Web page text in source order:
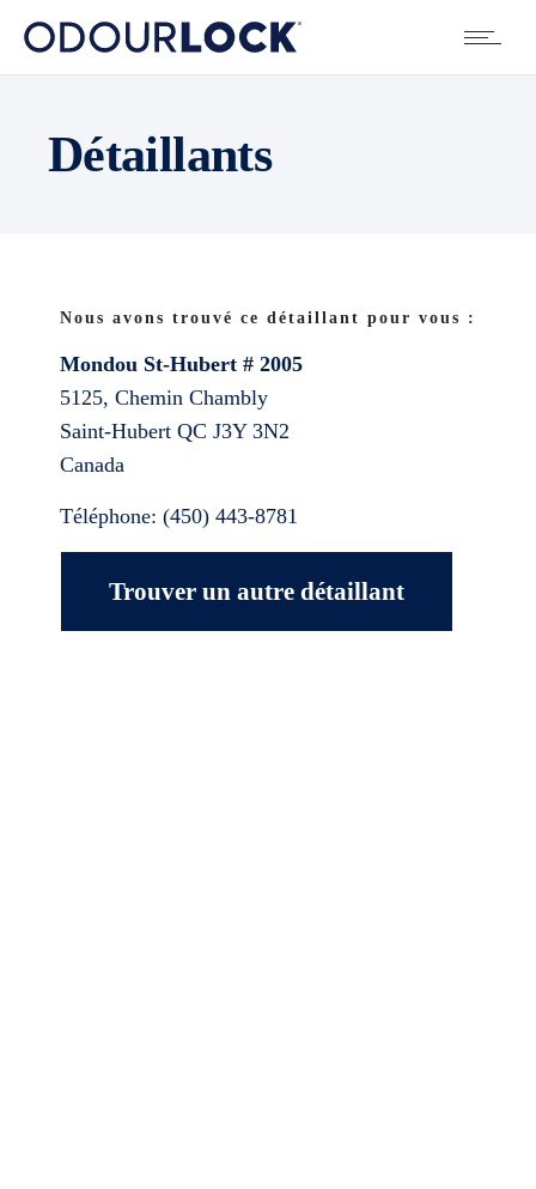
Détaillants
Nous avons trouvé ce détaillant pour vous :
Mondou St-Hubert # 2005
5125, Chemin Chambly
Saint-Hubert QC J3Y 3N2
Canada
Téléphone: (450) 443-8781
Trouver un autre détaillant